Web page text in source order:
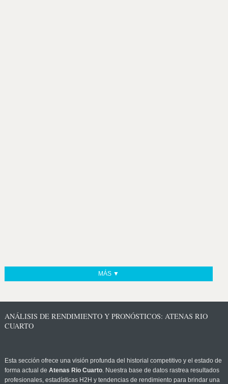
MÁS ▼
ANÁLISIS DE RENDIMIENTO Y PRONÓSTICOS: ATENAS RIO
CUARTO
Esta sección ofrece una visión profunda del historial competitivo y el estado de
forma actual de Atenas Rio Cuarto. Nuestra base de datos rastrea resultados
profesionales, estadísticas H2H y tendencias de rendimiento para brindar una